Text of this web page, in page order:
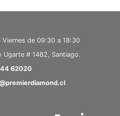
Viernes de 09:30 a 18:30
Ugarte # 1482, Santiago.
62020